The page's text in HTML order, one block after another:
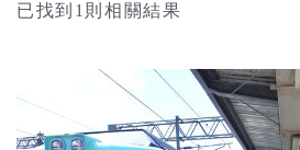
已找到1則相關結果